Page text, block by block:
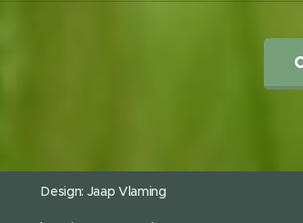
Design: Jaap Vlaming